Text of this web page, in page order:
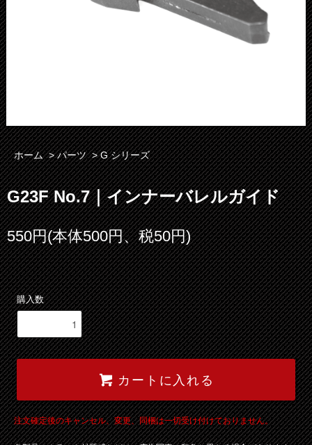
ホーム >パーツ >G シリーズ
G23F No.7｜インナーバレルガイド
550円(本体500円、税50円)
購入数
カートに入れる
注文確定後のキャンセル、変更、同梱は一切受け付けておりません。